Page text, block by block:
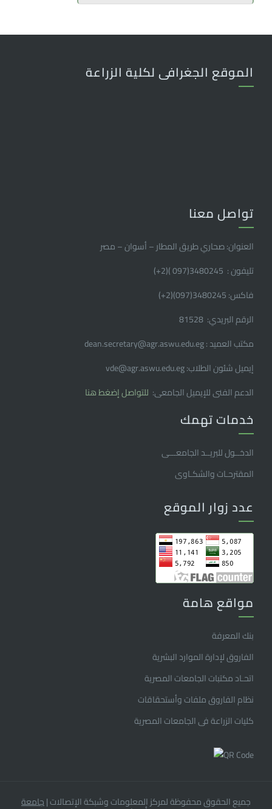
الموقع الجغرافى لكلية الزراعة
تواصل معنا
العنوان: صحاري طريق المطار – أسوان – مصر
تليفون : 3480245(097 )(2
+
)
فاكس: 3480245(097)(2
+
)
الرقم البريدي: 81528
مكتب العميد : dean.secretary@agr.aswu.edu.eg
إيميل شئون الطلاب: vde@agr.aswu.edu.eg
الدعم الفنى للإيميل الجامعى: للتواصل إضغط هنا
خدمات تهمك
الدخــول للبريــد الجامعـــى
المقترحـات والشكـاوى
عدد زوار الموقع
مواقع هامة
بنك المعرفة
الفاروق ﻹدارة الموارد البشرية
اتحـاد مكتبات الجامعات المصرية
نظام الفاروق ملفات وأستحقاقات
كليات الزراعة فى الجامعات المصرية
جميع الحقوق محفوظة لمركز المعلومات وشبكة الإتصالات|جامعة